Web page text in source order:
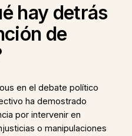
hay detrás
de
en el debate político
ha demostrado
por intervenir en
o manipulaciones